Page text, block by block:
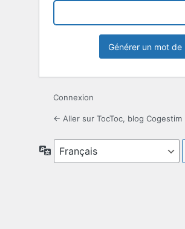
Connexion
← Aller sur TocToc, blog Cogestim
Langue